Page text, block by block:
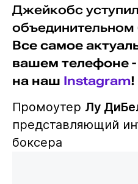
Джейкобс
Все самое
вашем телефоне
на наш Instagram!
Промоутер Лу
представляющий
боксера